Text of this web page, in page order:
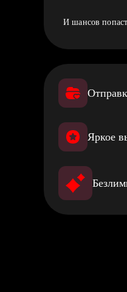
И шансов
Яркое